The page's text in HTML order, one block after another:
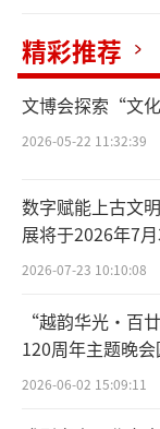
八月十五日
宴，赏玩月
不觉一阵香
女擒住，驾
中秋之夜
宫中赏月游
与父母音信
相伴，并为
然变成了世
每至月圆良
的滋味唯有
精彩推荐
文博会探索“文
2026-05-22 11:32:39
数字赋能上古文
展将于2026年7
艺博会
2026-07-23 10:10:08
“越韵华光·百
120周年主题晚
2026-06-02 15:09:11